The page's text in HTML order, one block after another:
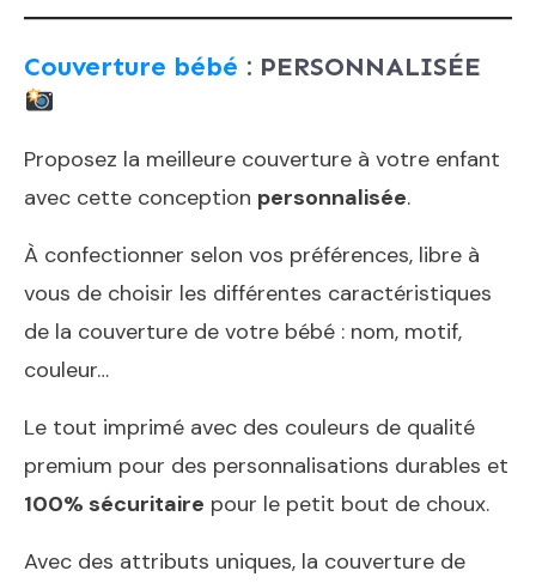
Couverture bébé : PERSONNALISÉE
Proposez la meilleure couverture à votre enfant
avec cette conception personnalisée.
À confectionner selon vos préférences, libre à
vous de choisir les différentes caractéristiques
de la couverture de votre bébé : nom, motif,
couleur…
Le tout imprimé avec des couleurs de qualité
premium pour des personnalisations durables et
100% sécuritaire pour le petit bout de choux.
Avec des attributs uniques, la couverture de